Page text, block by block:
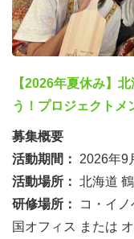
【2026年夏休み】
う！プロジェクトメ
募集概要
活動期間：
2026年9
活動場所： 北海道
研修場所：
コ・イ
国オフィス または